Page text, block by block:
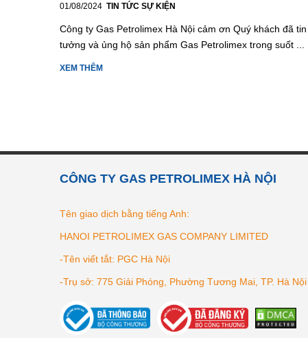
01/08/2024 TIN TỨC SỰ KIỆN
Công ty Gas Petrolimex Hà Nội cảm ơn Quý khách đã tin
tưởng và ủng hộ sản phẩm Gas Petrolimex trong suốt ...
XEM THÊM
CÔNG TY GAS PETROLIMEX HÀ NỘI
Tên giao dịch bằng tiếng Anh:
HANOI PETROLIMEX GAS COMPANY LIMITED
-Tên viết tắt: PGC Hà Nội
-Trụ sở: 775 Giải Phóng, Phường Tương Mai, TP. Hà Nội